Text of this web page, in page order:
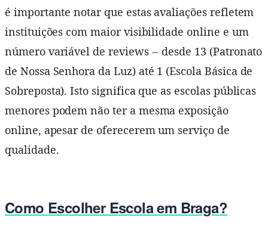
é importante notar que estas avaliações refletem
instituições com maior visibilidade online e um
número variável de reviews -- desde 13 (Patronato
de Nossa Senhora da Luz) até 1 (Escola Básica de
Sobreposta). Isto significa que as escolas públicas
menores podem não ter a mesma exposição
online, apesar de oferecerem um serviço de
qualidade.
Como Escolher Escola em Braga?